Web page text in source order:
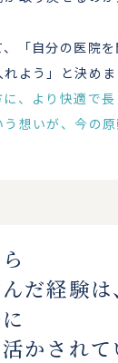
「自分の医院
よう」と決めま
、より快適で
想いが、今の
だ経験は
かされて